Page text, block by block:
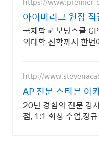
아이비리그 원장
컨설팅, USACO 강
국제학교 보딩스쿨
외대학 진학까지 한
http://
AP 전문 스티븐 아
동 포함 세계 최고
20년 경험의 전문 강
점, 1:1 화상 수업,정